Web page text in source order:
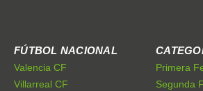
FÚTBOL NACIONAL
Valencia CF
Villarreal CF
Primera
Segunda